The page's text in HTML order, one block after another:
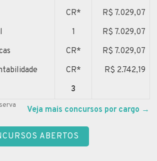
CR*
R$ 7.029,07
1
R$ 7.029,07
CR*
R$ 7.029,07
CR*
R$ 2.742,19
3
Veja mais concursos por cargo →
ABERTOS